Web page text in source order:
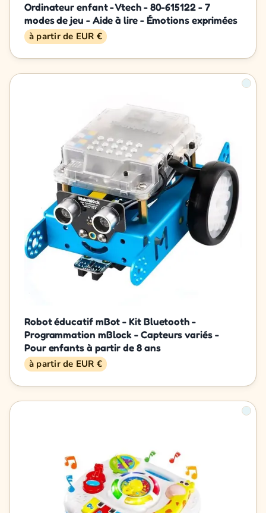
Ordinateur enfant - Vtech - 80-615122 - 7
modes de jeu - Aide à lire - Émotions exprimées
à partir de EUR €
Robot éducatif mBot - Kit Bluetooth -
Programmation mBlock - Capteurs variés -
Pour enfants à partir de 8 ans
à partir de EUR €